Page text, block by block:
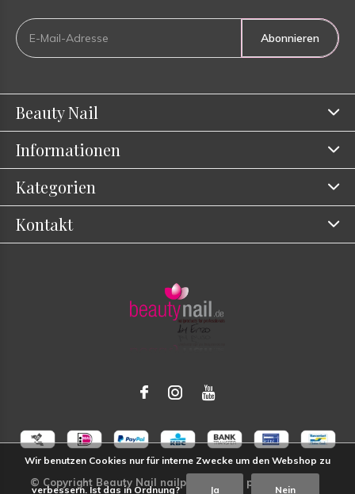
Abonnieren
Beauty Nail
Informationen
Kategorien
Kontakt
Wir benutzen Cookies nur für interne Zwecke um den Webshop zu
verbessern. Ist das in Ordnung? Ja Nein